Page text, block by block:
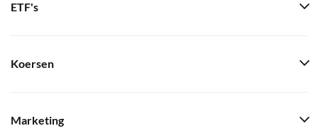
ETF's
Koersen
Marketing